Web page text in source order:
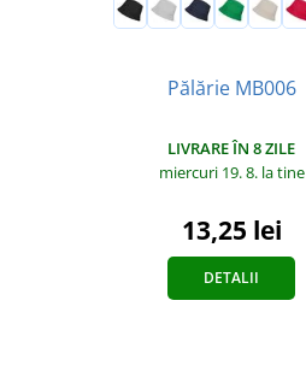
Pălărie MB006
LIVRARE ÎN 8 ZILE
miercuri 19. 8. la tine
13,25 lei
DETALII